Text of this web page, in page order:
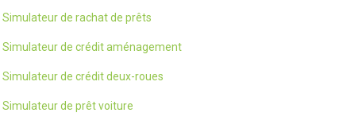
Simulateur de rachat de prêts
Simulateur de crédit aménagement
Simulateur de crédit deux-roues
Simulateur de prêt voiture